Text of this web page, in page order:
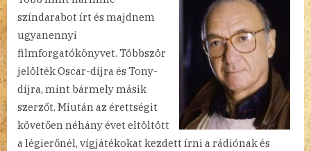
színdarabot írt és majdnem
ugyanennyi
filmforgatókönyvet. Többször
jelölték Oscar-díjra és Tony-
díjra, mint bármely másik
szerzőt. Miután az érettségit
követően néhány évet eltöltött
a légierőnél, vígjátékokat kezdett írni a rádiónak és